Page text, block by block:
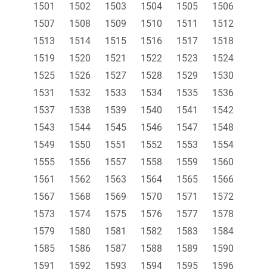
1501
1502 1503 1504 1505
1506
1507
1508 1509 1510 1511
1512
1513
1514 1515 1516 1517
1518
1519
1520 1521 1522 1523
1524
1525
1526 1527 1528 1529
1530
1531
1532 1533 1534 1535
1536
1537
1538 1539 1540 1541
1542
1543
1544 1545 1546 1547
1548
1549
1550 1551 1552 1553
1554
1555
1556 1557 1558 1559
1560
1561
1562 1563 1564 1565
1566
1567
1568 1569 1570 1571
1572
1573
1574 1575 1576 1577
1578
1579
1580 1581 1582 1583
1584
1585
1586 1587 1588 1589
1590
1591
1592 1593 1594 1595
1596